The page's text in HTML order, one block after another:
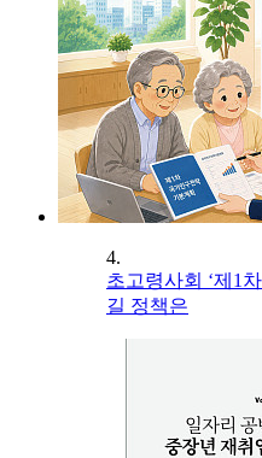
4.
초고령사회 ‘제1
길 정책은